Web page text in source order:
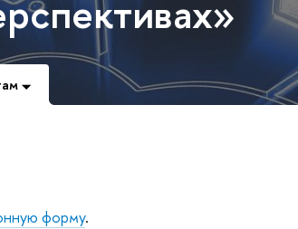
форму.